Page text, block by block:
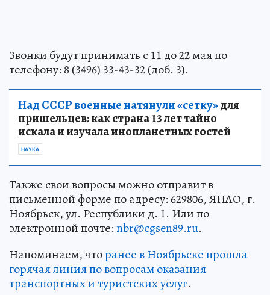
Звонки будут принимать с 11 до 22 мая по
телефону: 8 (3496) 33-43-32 (доб. 3).
Над СССР военные натянули «сетку»для
пришельцев: как страна 13 лет тайно
искала и изучала инопланетных гостей
НАУКА
Также свои вопросы можно отправит в
письменной форме по адресу: 629806, ЯНАО, г.
Ноябрьск, ул. Республики д. 1. Или по
электронной почте:nbr@cgsen89.ru.
Напоминаем, чторанее в Ноябрьске прошла
горячая линия по вопросам оказания
транспортных и туристских услуг.